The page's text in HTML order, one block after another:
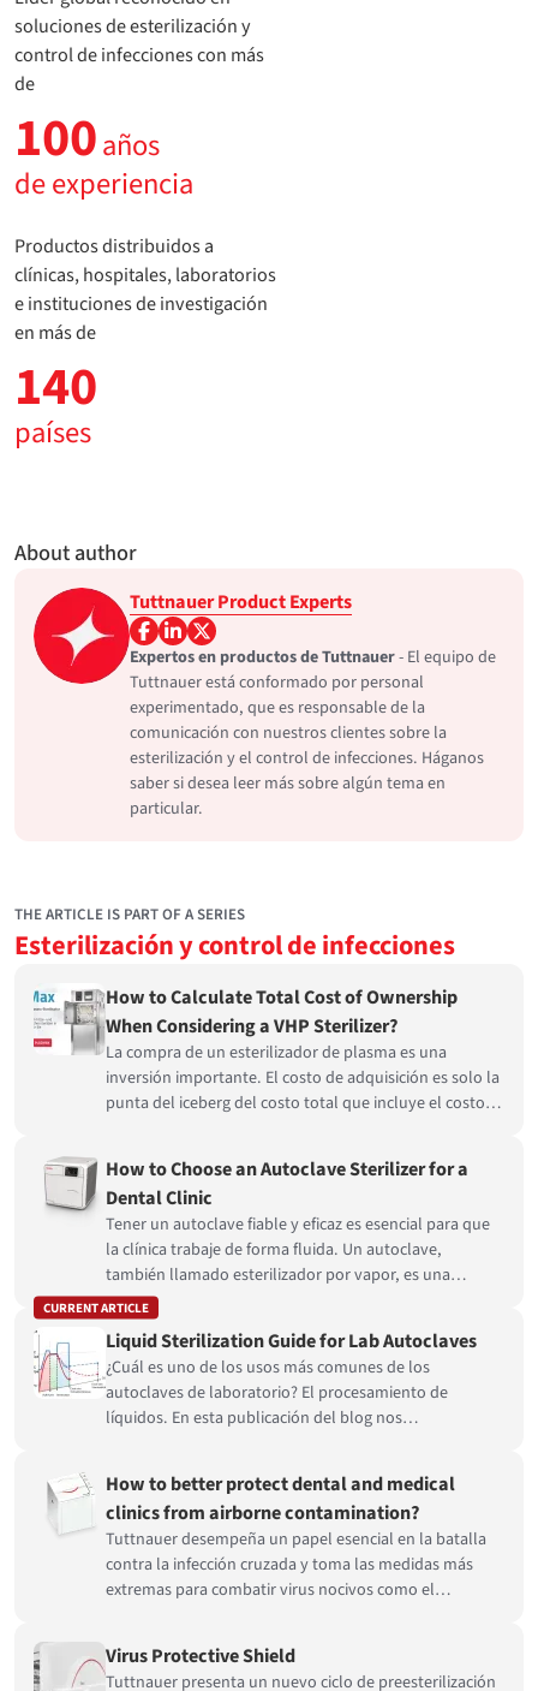
soluciones de esterilización y
control de infecciones con más
de
100años
de experiencia
Productos distribuidos a
clínicas, hospitales, laboratorios
e instituciones de investigación
en más de
140
países
About author
Tuttnauer Product Experts
Expertos en productos de Tuttnauer- El equipo de
Tuttnauer está conformado por personal
experimentado, que es responsable de la
comunicación con nuestros clientes sobre la
esterilización y el control de infecciones. Háganos
saber si desea leer más sobre algún tema en
particular.
THE ARTICLE IS PART OF A SERIES
Esterilización y control de infecciones
How to Calculate Total Cost of Ownership
When Considering a VHP Sterilizer?
La compra de un esterilizador de plasma es una
inversión importante. El costo de adquisición es solo la
punta del iceberg del costo total que incluye el costo
How to Choose an Autoclave Sterilizer for a
Dental Clinic
Tener un autoclave fiable y eficaz es esencial para que
la clínica trabaje de forma fluida. Un autoclave,
también llamado esterilizador por vapor, es una
máquina que aprovecha el poder del vapor a alta
temperatura y a alta presión para esterilizar los
gérmenes en el equipo odontológico...
CURRENT ARTICLE
Liquid Sterilization Guide for Lab Autoclaves
¿Cuál es uno de los usos más comunes de los
autoclaves de laboratorio? El procesamiento de
líquidos. En esta publicación del blog nos
How to better protect dental and medical
clinics from airborne contamination?
Tuttnauer desempeña un papel esencial en la batalla
contra la infección cruzada y toma las medidas más
extremas para combatir virus nocivos como el
Virus Protective Shield
Tuttnauer presenta un nuevo ciclo de preesterilización